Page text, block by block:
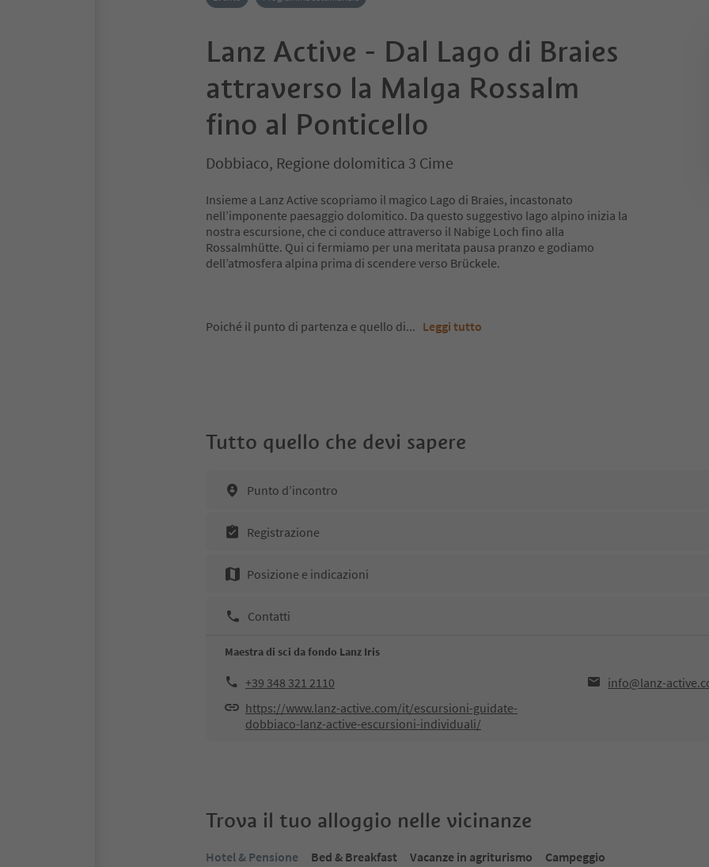
Lanz Active - Dal Lago di Braies
attraverso la Malga Rossalm
fino al Ponticello
Dobbiaco, Regione dolomitica 3 Cime
Insieme a Lanz Active scopriamo il magico Lago di Braies, incastonato
nell’imponente paesaggio dolomitico. Da questo suggestivo lago alpino inizia la
nostra escursione, che ci conduce attraverso il Nabige Loch fino alla
Rossalmhütte. Qui ci fermiamo per una meritata pausa pranzo e godiamo
dell’atmosfera alpina prima di scendere verso Brückele.
Poiché il punto di partenza e quello di... Leggi tutto
Tutto quello che devi sapere
Punto d’incontro
Registrazione
Posizione e indicazioni
Contatti
Maestra di sci da fondo Lanz Iris
+39 348 321 2110
info@lanz-
https://www.lanz-active.com/it/escursioni-guidate-
dobbiaco-lanz-active-escursioni-individuali/
Trova il tuo alloggio nelle vicinanze
Hotel & Pensione Bed & Breakfast Vacanze in agriturismo Campeggio